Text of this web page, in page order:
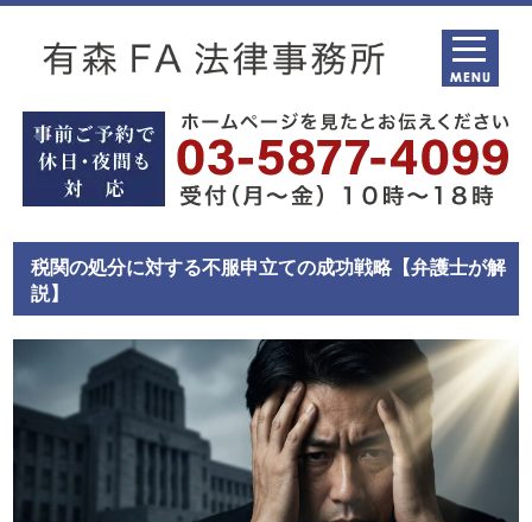
税関の処分に対する不服申立ての成功戦略【弁護士が解
説】